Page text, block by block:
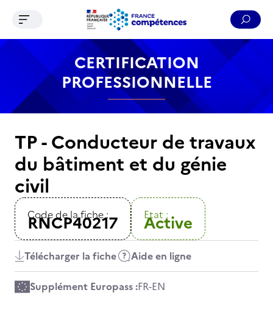
Contenu Recherche Menu Pied de page
Ouvrir le menu de navigation
CERTIFICATION
PROFESSIONNELLE
TP - Conducteur de travaux
du bâtiment et du génie
civil
Code de la fiche :
RNCP40217 Etat :
Active
Télécharger la fiche Aide en ligne
Supplément Europass :FR-EN